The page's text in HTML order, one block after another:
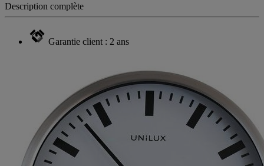
Description complète
Garantie client : 2 ans